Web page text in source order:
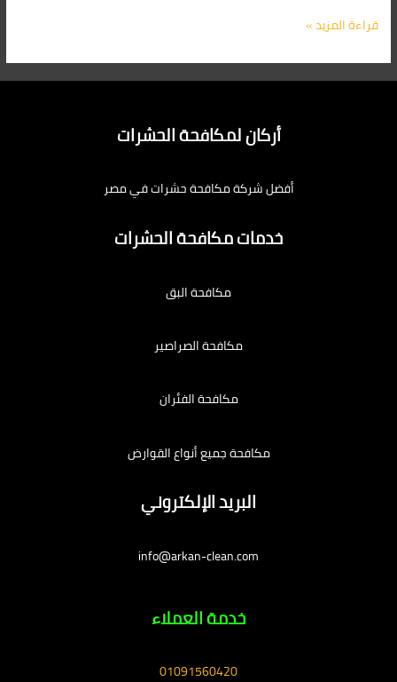
قراءة المزيد »
أركان لمكافحة الحشرات
أفضل شركة مكافحة حشرات في مصر
خدمات مكافحة الحشرات
مكافحة البق
مكافحة الصراصير
مكافحة الفئران
مكافحة جميع أنواع القوارض
البريد الإلكتروني
info@arkan-clean.com
خدمة العملاء
01091560420